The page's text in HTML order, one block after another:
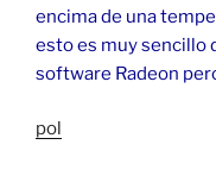
encima de una
esto es muy sencillo
software Radeon
pol